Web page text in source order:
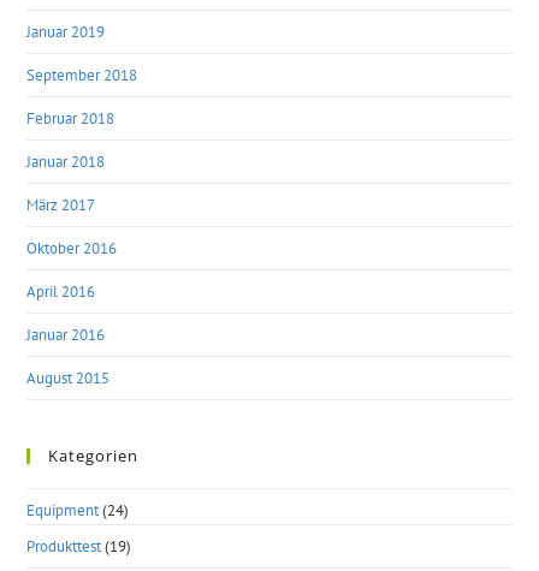
Januar 2019
September 2018
Februar 2018
Januar 2018
März 2017
Oktober 2016
April 2016
Januar 2016
August 2015
Kategorien
Equipment(24)
Produkttest(19)